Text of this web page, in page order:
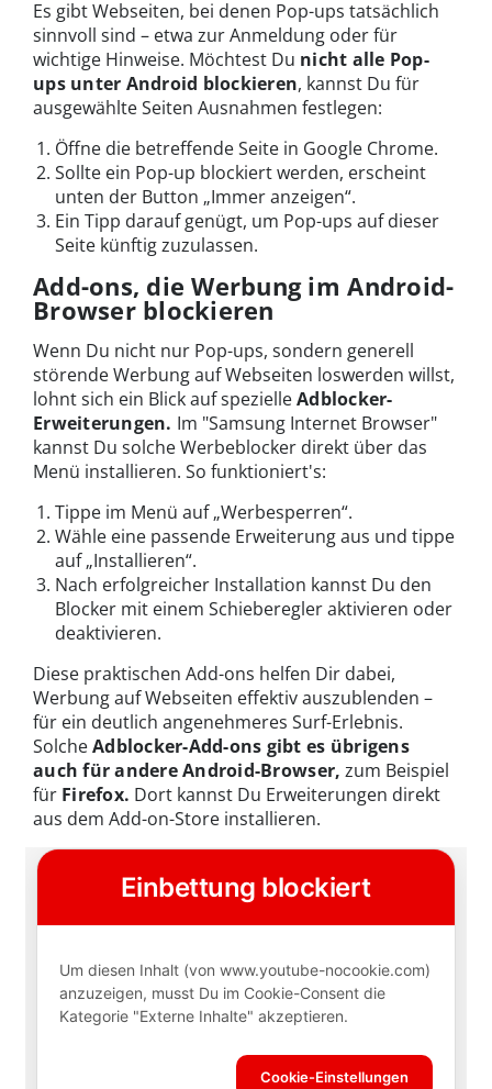
Es gibt Webseiten, bei denen Pop-ups tatsächlich
sinnvoll sind – etwa zur Anmeldung oder für
wichtige Hinweise. Möchtest Du nicht alle Pop-
ups unter Android blockieren, kannst Du für
ausgewählte Seiten Ausnahmen festlegen:
Öffne die betreffende Seite in Google Chrome.
Sollte ein Pop-up blockiert werden, erscheint
unten der Button „Immer anzeigen“.
Ein Tipp darauf genügt, um Pop-ups auf dieser
Seite künftig zuzulassen.
Add-ons, die Werbung im Android-
Browser blockieren
Wenn Du nicht nur Pop-ups, sondern generell
störende Werbung auf Webseiten loswerden willst,
lohnt sich ein Blick auf spezielleAdblocker-
Erweiterungen. Im "Samsung Internet Browser"
kannst Du solche Werbeblocker direkt über das
Menü installieren. So funktioniert's:
Tippe im Menü auf „Werbesperren“.
Wähle eine passende Erweiterung aus und tippe
auf „Installieren“.
Nach erfolgreicher Installation kannst Du den
Blocker mit einem Schieberegler aktivieren oder
deaktivieren.
Diese praktischen Add-ons helfen Dir dabei,
Werbung auf Webseiten effektiv auszublenden –
für ein deutlich angenehmeres Surf-Erlebnis.
SolcheAdblocker-Add-ons gibt es übrigens
auch für andere Android-Browser, zum Beispiel
für Firefox. Dort kannst Du Erweiterungen direkt
aus dem Add-on-Store installieren.